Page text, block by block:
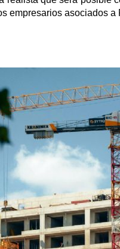
empresarios asociados a